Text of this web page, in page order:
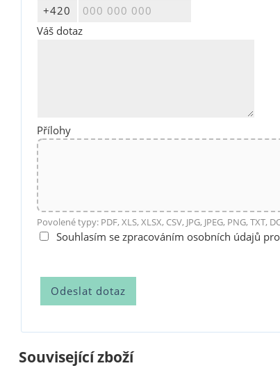
Váš dotaz
Přílohy
Povolené typy: PDF, XLS, XLSX, CSV, JPG, JPEG, PNG,
Souhlasím se zpracováním osobních údajů
Související zboží